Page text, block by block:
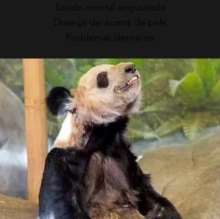
Saúde mental angustiada
Doença de ácaros da pele
Problemas dentários